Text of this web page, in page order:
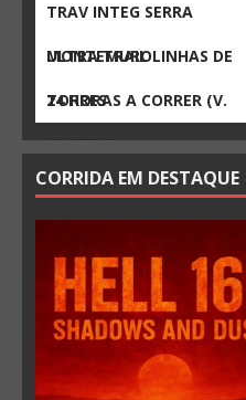
TRAV INTEG SERRA
MONTEMURO
ULTRA TRAIL LINHAS DE
TORRES
24 HORAS A CORRER (V.
CAMBRA)
CORRIDA EM DESTAQUE